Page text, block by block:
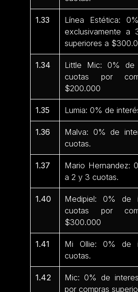
1.33
Línea Estética:
exclusivamente a
superiores a
1.34
Little Mic: 0% de
cuotas por
$200.000
1.35 Lumia: 0% de
1.36
Malva: 0% de
cuotas.
1.37
Mario Hernandez:
a 2 y 3 cuotas.
1.40
Medipiel: 0% de
cuotas por
$300.000
1.41
Mi Ollie: 0% de
cuotas.
1.42
Mic: 0% de
por compras